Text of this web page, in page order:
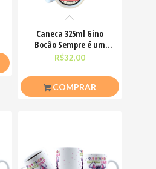
Caneca 325ml Gino
Bocão Sempre é um
bom dia pra me deixar
R$32,00
COMPRAR